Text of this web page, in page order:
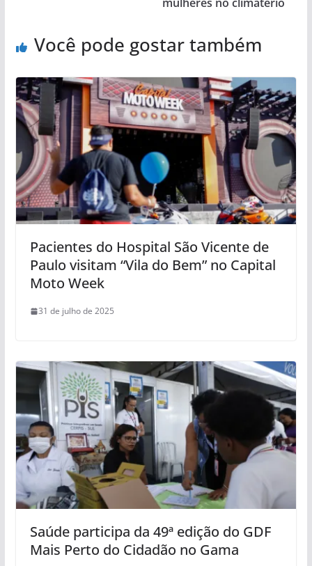
Você pode gostar também
Pacientes do Hospital São Vicente de
Paulo visitam “Vila do Bem” no Capital
Moto Week
31 de julho de 2025
Saúde participa da 49ª edição do GDF
Mais Perto do Cidadão no Gama